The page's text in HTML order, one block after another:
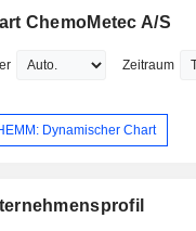
ChemoMetec A/S
Zeitraum
Dynamischer Chart